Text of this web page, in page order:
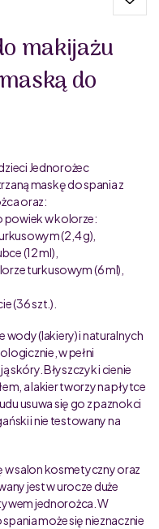
makijażu
do
Jednorożec
maskę do spania z
oraz:
powiek w kolorze:
(2,4 g),
(12 ml),
turkusowym (6 ml),
(36 szt.).
wody (lakiery) i naturalnych
w pełni
skóry. Błyszczyk i cienie
a lakier tworzy na płytce
usuwa się go z paznokci
i nie testowany na
w salon kosmetyczny oraz
jest w urocze duże
jednorożca. W
może się nieznacznie